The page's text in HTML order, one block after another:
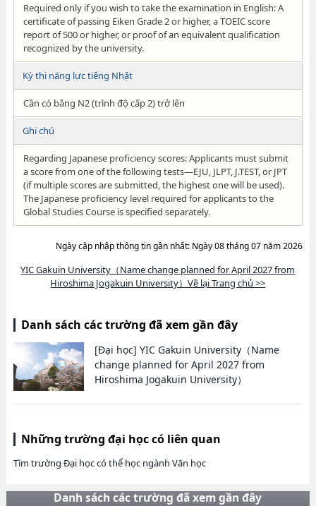
Required only if you wish to take the examination in English: A
certificate of passing Eiken Grade 2 or higher, a TOEIC score
report of 500 or higher, or proof of an equivalent qualification
recognized by the university.
Kỳ thi năng lực tiếng Nhật
Cần có bằng N2 (trình độ cấp 2) trở lên
Ghi chú
Regarding Japanese proficiency scores: Applicants must submit
a score from one of the following tests—EJU, JLPT, J.TEST, or JPT
(if multiple scores are submitted, the highest one will be used).
The Japanese proficiency level required for applicants to the
Global Studies Course is specified separately.
Ngày cập nhập thông tin gần nhất: Ngày 08 tháng 07 năm 2026
YIC Gakuin University（Name change planned for April 2027 from
Hiroshima Jogakuin University）Về lại Trang chủ >>
Danh sách các trường đã xem gần đây
[Đại học] YIC Gakuin University（Name
change planned for April 2027 from
Hiroshima Jogakuin University）
Những trường đại học có liên quan
Tìm trường Đại học có thể học ngành Văn học
Danh sách các trường đã xem gần đây